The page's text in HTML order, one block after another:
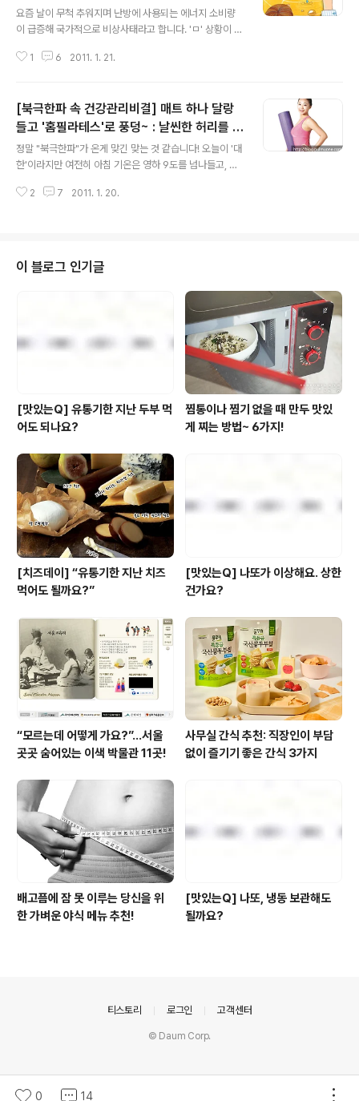
요즘 날이 무척 추워지며 난방에 사용되는 에너지 소비량
이 급증해 국가적으로 비상사태라고 합니다. 'ㅁ' 상황이 심
다는 뉴스까지 나오더군요. 하지만, 그렇다고 추운데 난방
뒤적거리다가 기사 하나를 보고 "이거다!" 싶어서 업어왔습
니다~! 바로 친환경 주택을 만드는 사람들에 대한 이야깁
니다. +_+ 웅? 친환경 주택이란 어떤 집이냐구요? 사실 영
화 의 주연배우로 유명한 레오나르도 디카프리오가 뉴욕에
서 구입했다는 ‘에코 콘도(eco condominium)’ 는 정말
친환경 주택이냐구요? 후훗. 풀반장과 사이좋게 스크롤을
1 6 2011. 1. 21.
[북극한파 속 건강관리비결] 매트 하나 달랑
들고 '홈필라테스'로 풍덩~ : 날씬한 허리를 위
한 크리스-크로스~
정말 "북극한파"가 온게 맞긴 맞는 것 같습니다! 오늘이 '대
한'이라지만 여전히 아침 기온은 영하 9도를 넘나들고, 심
+ㅁ+ 사실 풀반장같은 직장인들이야 꾸역꾸역 회사에 나
발장 안에서 내 구두가 어디있는지 잊어먹었다" "인터넷쇼
핑몰로 장보니 편하고 좋더라" (헛; 그래서 풀무원이샵이
불티나게;) "올 겨울은 동면을 해야겠다" 어흑; 정말이신가
요? 우리 풀사이 가족 여러분도 이렇게 '방콕&동면' 을 하
고 계신가요? ;ㅁ; 사실 여부는 댓글로 입증되겠지만 혹한
기에 접어든 올해 겨울..
2 7 2011. 1. 20.
이 블로그 인기글
[맛있는Q] 유통기한 지난 두부 먹
어도 되나요?
찜통이나 찜기 없을 때 만두 맛있
게 찌는 방법~ 6가지!
[치즈데이] “유통기한 지난 치즈
먹어도 될까요?”
[맛있는Q] 나또가 이상해요. 상한
건가요?
“모르는데 어떻게 가요?”...서울
곳곳 숨어있는 이색 박물관 11곳!
사무실 간식 추천: 직장인이 부담
없이 즐기기 좋은 간식 3가지
배고픔에 잠 못 이루는 당신을 위
한 가벼운 야식 메뉴 추천!
[맛있는Q] 나또, 냉동 보관해도
될까요?
0 14
티스토리 로그인 고객센터
© Daum Corp.